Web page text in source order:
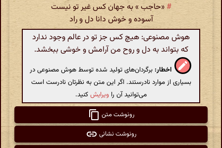
# «حاجب » به جهان کس غیر تو نیست
آسوده و خوش دانا دل و راد
هوش مصنوعی: هیچ کس جز تو در عالم وجود ندارد
که بتواند به دل و روح من آرامش و خوشی ببخشد.
اخطار: برگردان‌های تولید شده توسط هوش مصنوعی در
بسیاری از موارد نادرستند. اگر این متن به نظرتان نادرست است
می‌توانید آن را ویرایشکنید.
رونوشت متن
رونوشت نشانی